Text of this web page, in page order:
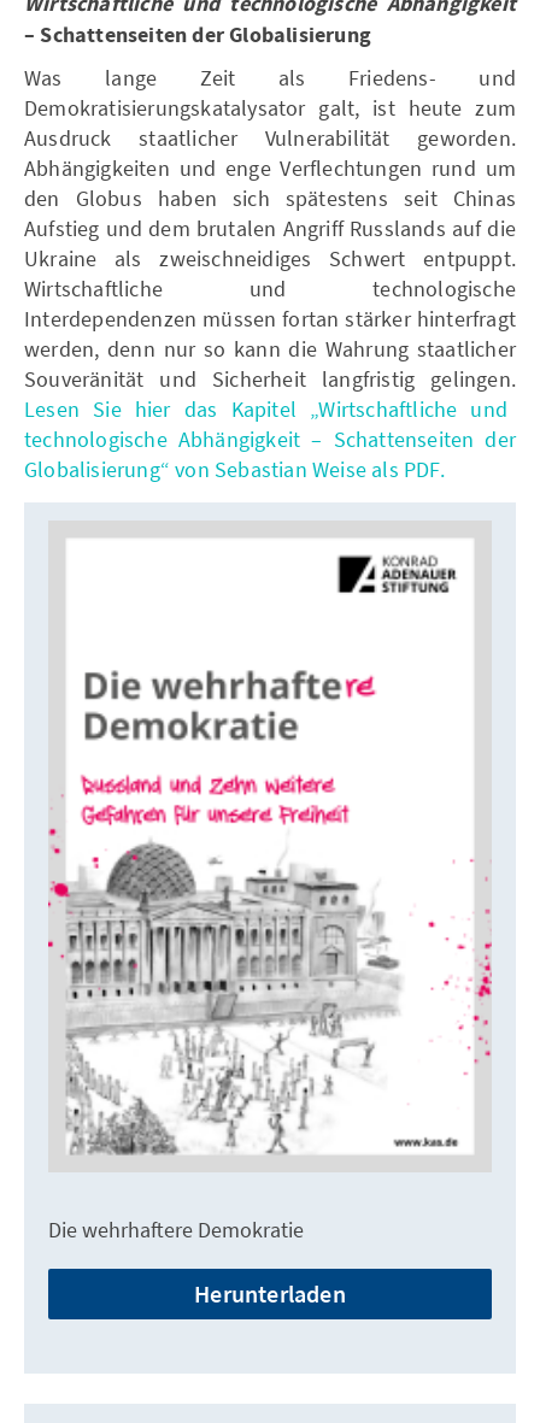
– Schattenseiten der Globalisierung
Was lange Zeit als Friedens- und
Demokratisierungskatalysator galt, ist heute zum
Ausdruck staatlicher Vulnerabilität geworden.
Abhängigkeiten und enge Verflechtungen rund um
den Globus haben sich spätestens seit Chinas
Aufstieg und dem brutalen Angriff Russlands auf die
Ukraine als zweischneidiges Schwert entpuppt.
Wirtschaftliche und technologische
Interdependenzen müssen fortan stärker hinterfragt
werden, denn nur so kann die Wahrung staatlicher
Souveränität und Sicherheit langfristig gelingen.
Lesen Sie hier das Kapitel „Wirtschaftliche und
technologische Abhängigkeit – Schattenseiten der
Globalisierung“ von Sebastian Weise als PDF.
Die wehrhaftere Demokratie
Herunterladen